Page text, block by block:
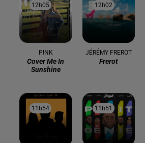
12h05
12h05
P!NK
Cover Me In
Sunshine
12h02
12h02
JÉRÉMY FREROT
Frerot
11h54
11h54 11h51
11h51